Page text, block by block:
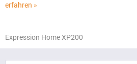
erfahren »
Expression Home XP200